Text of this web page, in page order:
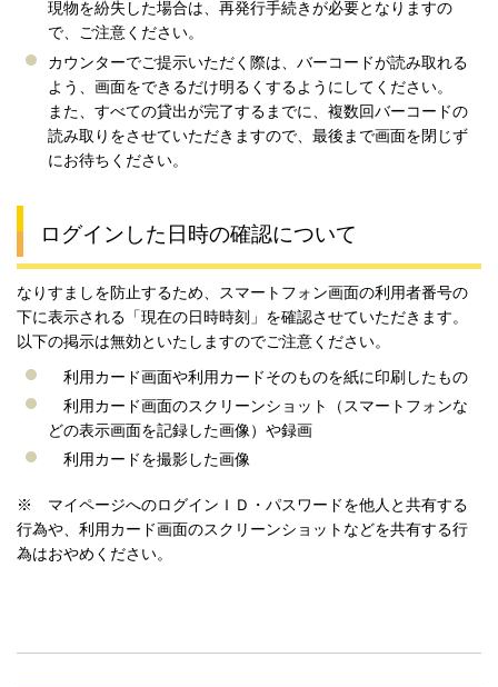
現物を紛失した場合は、再発行手続きが必要となりますの
で、ご注意ください。
カウンターでご提示いただく際は、バーコードが読み取れる
よう、画面をできるだけ明るくするようにしてください。
また、すべての貸出が完了するまでに、複数回バーコードの
読み取りをさせていただきますので、最後まで画面を閉じず
にお待ちください。
ログインした日時の確認について
なりすましを防止するため、スマートフォン画面の利用者番号の
下に表示される「現在の日時時刻」を確認させていただきます。
以下の掲示は無効といたしますのでご注意ください。
利用カード画面や利用カードそのものを紙に印刷したもの
利用カード画面のスクリーンショット（スマートフォンな
どの表示画面を記録した画像）や録画
利用カードを撮影した画像
※ マイページへのログインＩＤ・パスワードを他人と共有する
行為や、利用カード画面のスクリーンショットなどを共有する行
為はおやめください。